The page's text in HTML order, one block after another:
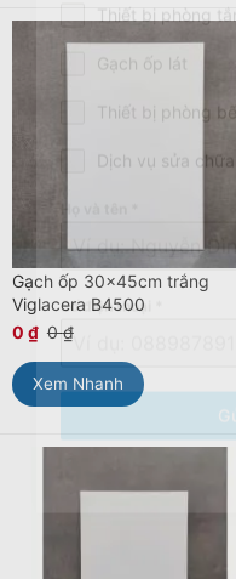
Dịch vụ quý khách cần
Thiết bị phòng tắm
Số điện thoại
Gạch ốp 30x45cm trắng
Viglacera B4500
0 ₫ 0₫
Xem Nhanh